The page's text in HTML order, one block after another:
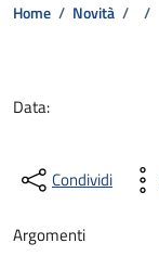
Home / Novità / /
Data:
Condividi
Argomenti